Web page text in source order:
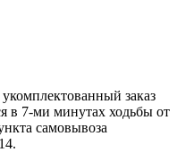
заказ
в 7-ми минутах ходьбы от
самовывоза